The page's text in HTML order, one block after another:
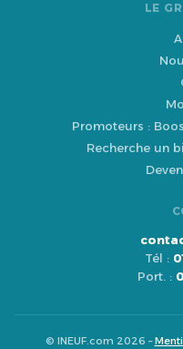
LE
Promoteurs :
Recherche un
Tél :
Port. :
© INEUF.com 2026 –